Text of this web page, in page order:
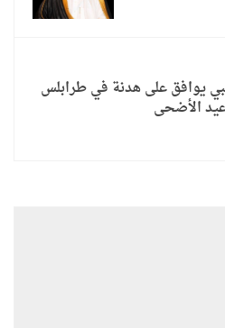
يوافق على هدنة في طرابلس
الأضحى